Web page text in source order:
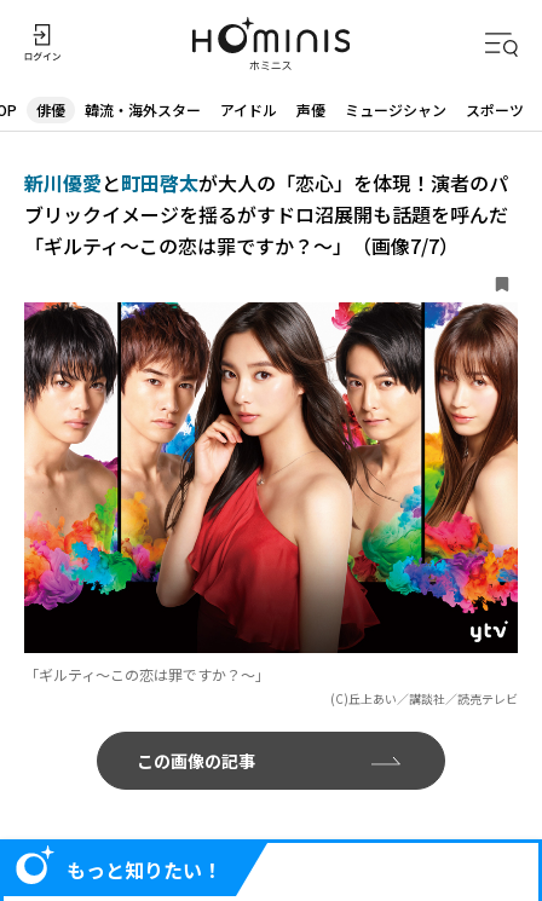
俳優 韓流・海外スター アイドル 声優 ミュージシャン スポーツ
新川優愛と町田啓太が大人の「恋心」を体現！演者のパ
ブリックイメージを揺るがすドロ沼展開も話題を呼んだ
「ギルティ～この恋は罪ですか？～」（画像7/7）
「ギルティ～この恋は罪ですか？～」
(C)丘上あい／講談社／読売テレビ
この画像の記事
もっと知りたい！